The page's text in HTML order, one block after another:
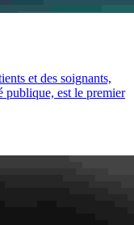
et des soignants,
publique, est le premier